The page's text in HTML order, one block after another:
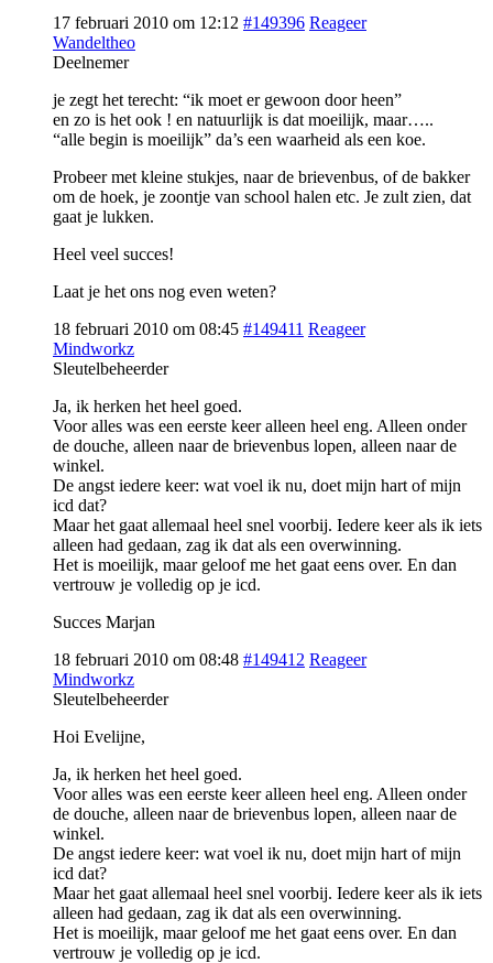
17 februari 2010 om 12:12 #149396 Reageer
Wandeltheo
Deelnemer
je zegt het terecht: “ik moet er gewoon door heen”
en zo is het ook ! en natuurlijk is dat moeilijk, maar…..
“alle begin is moeilijk” da’s een waarheid als een koe.
Probeer met kleine stukjes, naar de brievenbus, of de bakker
om de hoek, je zoontje van school halen etc. Je zult zien, dat
gaat je lukken.
Heel veel succes!
Laat je het ons nog even weten?
18 februari 2010 om 08:45 #149411 Reageer
Mindworkz
Sleutelbeheerder
Ja, ik herken het heel goed.
Voor alles was een eerste keer alleen heel eng. Alleen onder
de douche, alleen naar de brievenbus lopen, alleen naar de
winkel.
De angst iedere keer: wat voel ik nu, doet mijn hart of mijn
icd dat?
Maar het gaat allemaal heel snel voorbij. Iedere keer als ik iets
alleen had gedaan, zag ik dat als een overwinning.
Het is moeilijk, maar geloof me het gaat eens over. En dan
vertrouw je volledig op je icd.
Succes Marjan
18 februari 2010 om 08:48 #149412 Reageer
Mindworkz
Sleutelbeheerder
Hoi Evelijne,
Ja, ik herken het heel goed.
Voor alles was een eerste keer alleen heel eng. Alleen onder
de douche, alleen naar de brievenbus lopen, alleen naar de
winkel.
De angst iedere keer: wat voel ik nu, doet mijn hart of mijn
icd dat?
Maar het gaat allemaal heel snel voorbij. Iedere keer als ik iets
alleen had gedaan, zag ik dat als een overwinning.
Het is moeilijk, maar geloof me het gaat eens over. En dan
vertrouw je volledig op je icd.